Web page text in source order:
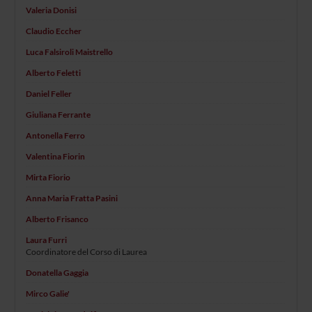
Valeria Donisi
Claudio Eccher
Luca Falsiroli Maistrello
Alberto Feletti
Daniel Feller
Giuliana Ferrante
Antonella Ferro
Valentina Fiorin
Mirta Fiorio
Anna Maria Fratta Pasini
Alberto Frisanco
Laura Furri
Coordinatore del Corso di Laurea
Donatella Gaggia
Mirco Galie'